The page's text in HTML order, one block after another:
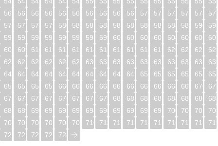
560
561 562 563 564 565 566 567 568 569 570 571 572 573 574
576
577 578 579 580 581 582 583 584 585 586 587 588 589 590
592
593 594 595 596 597 598 599 600 601 602 603 604 605 606
608
609 610 611 612 613 614 615 616 617 618 619 620 621 622
624
625 626 627 628 629 630 631 632 633 634 635 636 637 638
640
641 642 643 644 645 646 647 648 649 650 651 652 653 654
656
657 658 659 660 661 662 663 664 665 666 667 668 669 670
672
673 674 675 676 677 678 679 680 681 682 683 684 685 686
688
689 690 691 692 693 694 695 696 697 698 699 700 701 702
704
705 706 707 708 709 710 711 712 713 714 715 716 717 718
720
721 722 723 724